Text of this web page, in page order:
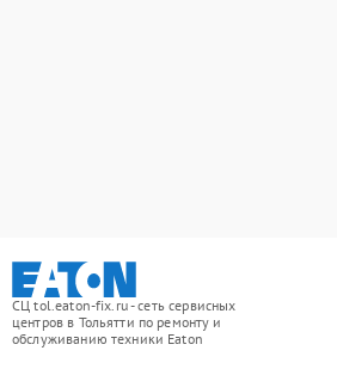
СЦ tol.eaton-fix.ru - сеть сервисных
центров в Тольятти по ремонту и
обслуживанию техники Eaton